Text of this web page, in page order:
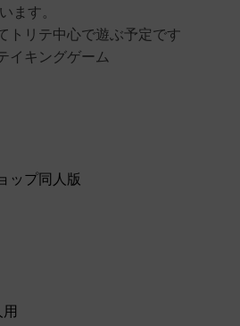
ます。
トリテ中心で遊ぶ予定です
イキングゲーム
ップ同人版